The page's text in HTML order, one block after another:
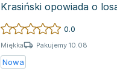
Krasiński opowiada o
dwóch aktach autor...
0.0
Miękka Pakujemy 10.08
Nowa